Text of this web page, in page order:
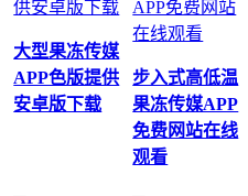
大型果冻传媒
APP色版提供
安卓版下载
步入式高低温
果冻传媒APP
免费网站在线
观看